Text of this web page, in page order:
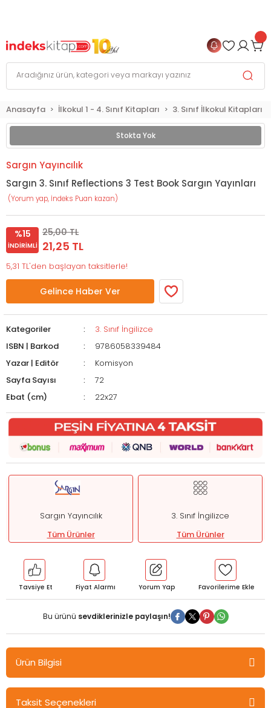
Anasayfa İlkokul 1 - 4. Sınıf Kitapları 3. Sınıf İlkokul Kitapları
Stokta Yok
Sargın Yayıncılık
Sargın 3. Sınıf Reflections 3 Test Book Sargın Yayınları
(Yorum yap, İndeks Puan kazan)
%15
İNDIRIMLI
25,00 TL
21,25 TL
5,31 TL'den başlayan taksitlerle!
Gelince Haber Ver
Kategoriler
3. Sınıf İngilizce
ISBN | Barkod
9786058339484
Yazar | Editör
Komisyon
Sayfa Sayısı
72
Ebat (cm)
22x27
Sargın Yayıncılık
Tüm Ürünler
3. Sınıf İngilizce
Tüm Ürünler
Tavsiye Et Fiyat Alarmı Yorum Yap
Bu ürünü sevdiklerinizle paylaşın!
Ürün Bilgisi
Sargın 3. Sınıf Reflections 3 Test Book Sargın Yayınları
Taksit Seçenekleri